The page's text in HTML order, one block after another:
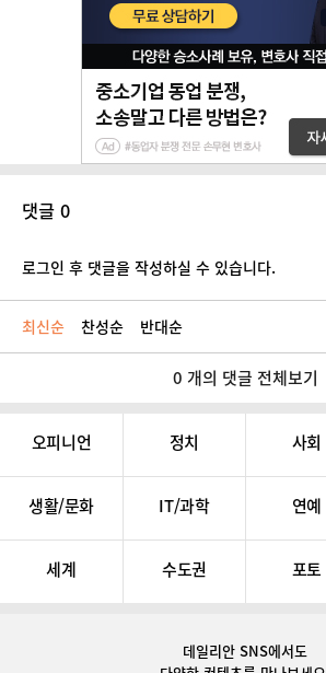
댓글 0
로그인 후 댓글을 작성하실 수 있습니다.
최신순 찬성순 반대순
0 개의 댓글 전체보기
오피니언 정치 사회
생활/문화 IT/과학 연예
세계 수도권 포토
데일리안 SNS에서도